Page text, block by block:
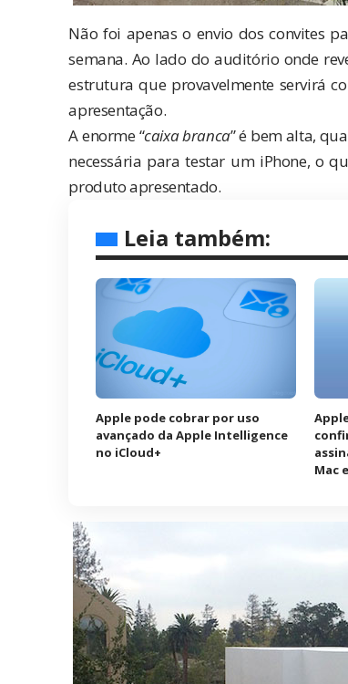
Não foi apenas o envio dosconvites
semana. Ao lado do auditório onde
estrutura que provavelmente servirá
apresentação.
A enorme “caixa branca” é bem alta,
necessária para testar um iPhone, o
produto apresentado.
Leia também:
Apple pode cobrar por uso
avançado da Apple Intelligence
no iCloud+
Mac